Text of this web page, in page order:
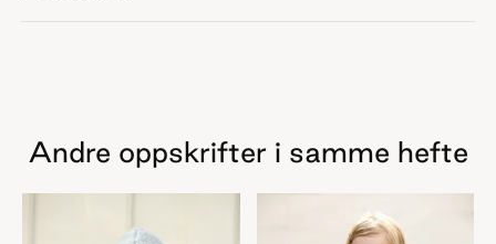
Andre oppskrifter i samme hefte